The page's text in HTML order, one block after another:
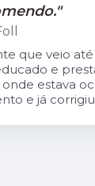
que veio
e
onde estava
e já